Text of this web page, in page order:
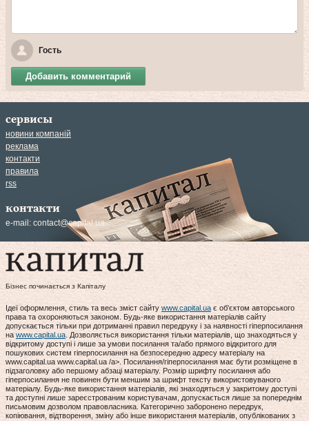
Гость
Добавить комментарий
сервисы
новини компаній
реклама
контакти
правила
rss
контакти
e-mail: contact@capital.ua
Бізнес починається з Капіталу
Ідеї оформлення, стиль та весь зміст сайту www.capital.uaє об'єктом авторського
права та охороняються законом. Будь-яке використання матеріалів сайту
допускається тільки при дотриманні правил передруку і за наявності гіперпосилання
на www.capital.ua. Дозволяється використання тільки матеріалів, що знаходяться у
відкритому доступі і лише за умови посилання та/або прямого відкритого для
пошукових систем гіперпосилання на безпосередню адресу матеріалу на
www.capital.ua www.capital.ua /a>. Посилання/гіперпосилання має бути розміщене в
підзаголовку або першому абзаці матеріалу. Розмір шрифту посилання або
гіперпосилання не повинен бути меншим за шрифт тексту використовуваного
матеріалу. Будь-яке використання матеріалів, які знаходяться у закритому доступі
та доступні лише зареєстрованим користувачам, допускається лише за попереднім
письмовим дозволом правовласника. Категорично заборонено передрук,
копіювання, відтворення, зміну або інше використання матеріалів, опублікованих з